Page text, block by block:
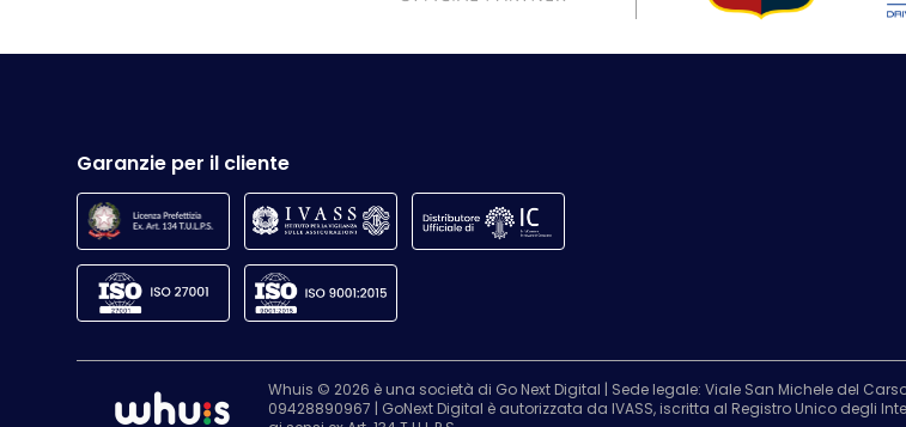
Garanzie per il cliente
Whuis © 2026 è una società di Go Next Digital | Sede legale: Viale San Michele del
09428890967 | GoNext Digital è autorizzata da IVASS, iscritta al Registro Unico degli